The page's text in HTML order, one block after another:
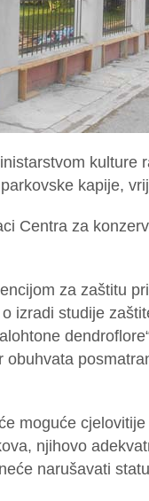
kulture
kapije,
Centra za
za zaštitu
izradi studije
obuhvata
moguće
njihovo
narušavati